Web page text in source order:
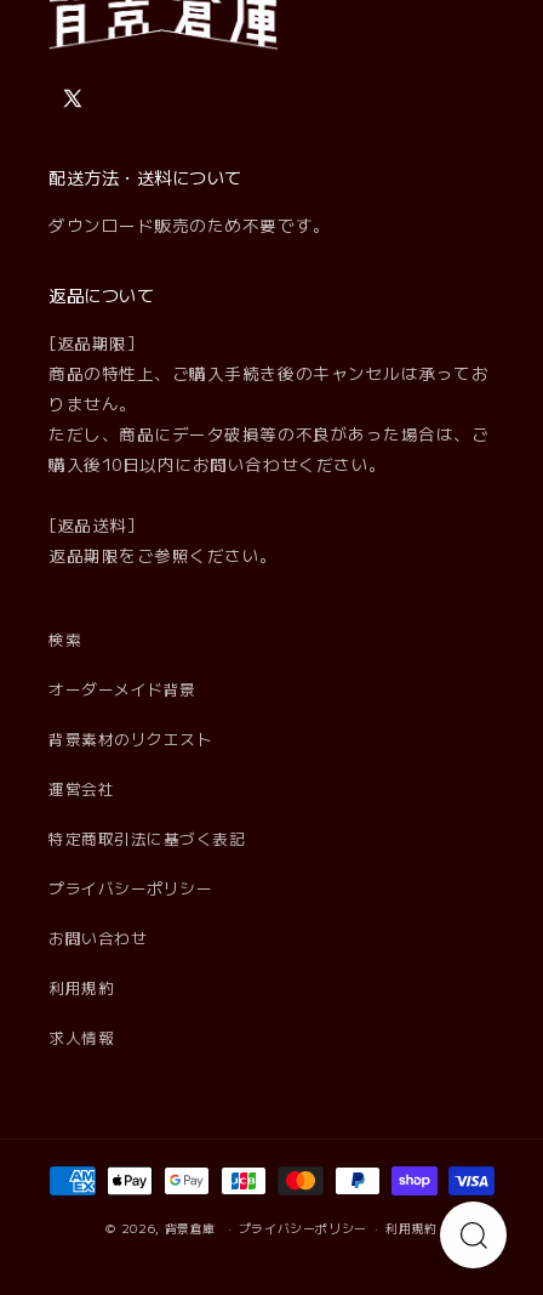
X
配送方法・送料について
ダウンロード販売のため不要です。
返品について
[返品期限]
商品の特性上、ご購入手続き後のキャンセルは承ってお
りません。
ただし、商品にデータ破損等の不良があった場合は、ご
購入後10日以内にお問い合わせください。
[返品送料]
返品期限をご参照ください。
検索
オーダーメイド背景
背景素材のリクエスト
運営会社
特定商取引法に基づく表記
プライバシーポリシー
お問い合わせ
利用規約
求人情報
決
済
© 2026, 背景倉庫 プライバシーポリシー 利用規約